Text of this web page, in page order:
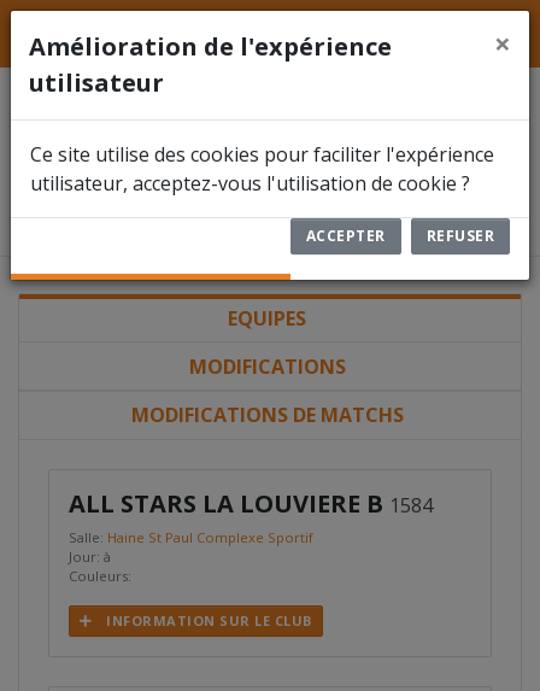
LFFSHainaut
Division 1 Association Belge de Football en
EQUIPES
MODIFICATIONS
MODIFICATIONS DE MATCHS
ALL STARS LA LOUVIERE B 1584
Salle: Haine St Paul Complexe Sportif
Jour: à
Couleurs:
INFORMATION SUR LE CLUB
Amélioration de l'expérience
utilisateur
×
Ce site utilise des cookies pour faciliter l'expérience
utilisateur, acceptez-vous l'utilisation de cookie ?
ACCEPTER REFUSER
FÉDÉRATION
COMPÉTITIONS
DOCUMENTS